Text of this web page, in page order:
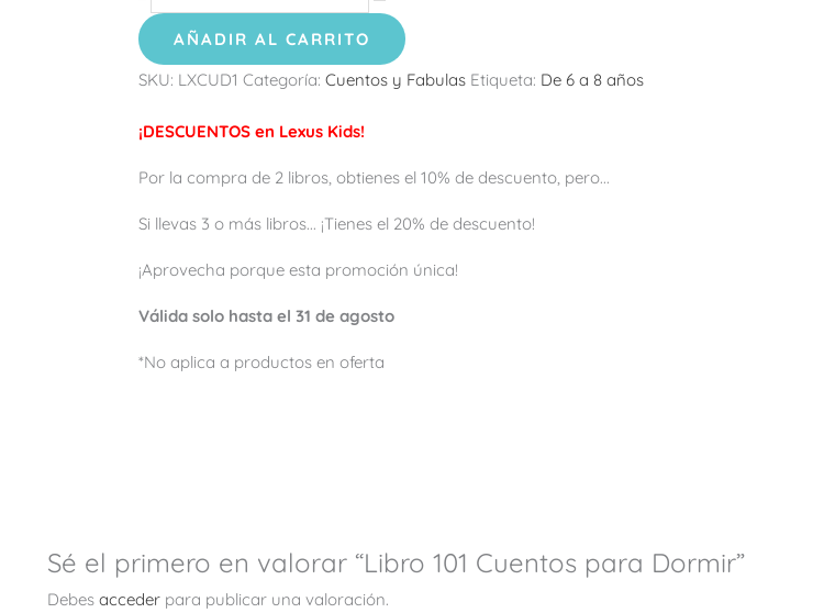
AÑADIR AL CARRITO
SKU: LXCUD1 Categoría: Cuentos y Fabulas Etiqueta: De 6 a 8 años
¡DESCUENTOS en Lexus Kids!
Por la compra de 2 libros, obtienes el 10% de descuento, pero...
Si llevas 3 o más libros... ¡Tienes el 20% de descuento!
¡Aprovecha porque esta promoción única!
Válida solo hasta el 31 de agosto
*No aplica a productos en oferta
Sé el primero en valorar “Libro 101 Cuentos para Dormir”
Debes acceder para publicar una valoración.